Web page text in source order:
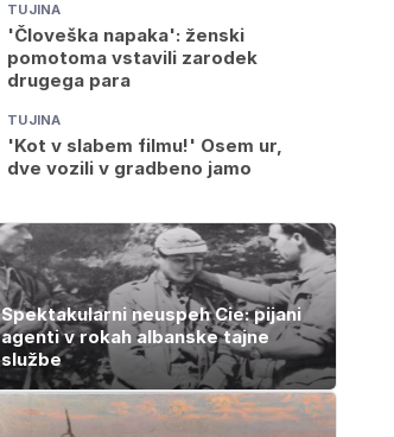
TUJINA
'Človeška napaka': ženski
pomotoma vstavili zarodek
drugega para
TUJINA
'Kot v slabem filmu!' Osem ur,
dve vozili v gradbeno jamo
Spektakularni neuspeh Cie: pijani
agenti v rokah albanske tajne
službe